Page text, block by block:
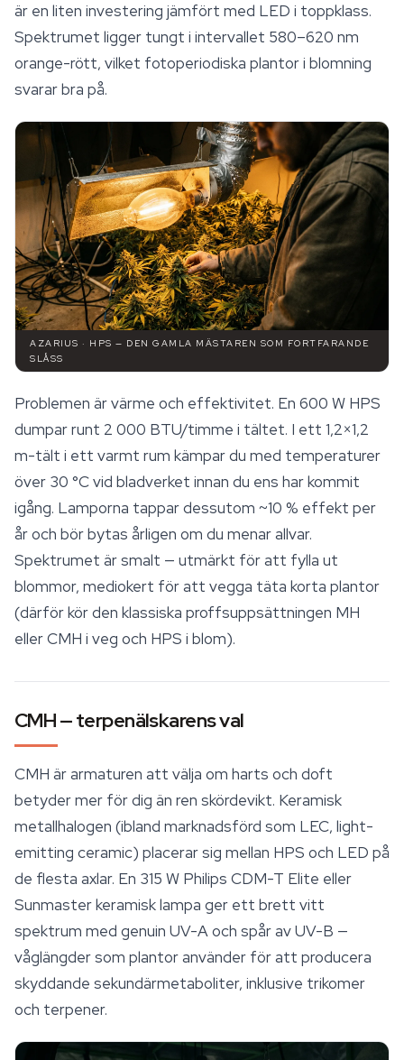
är en liten investering jämfört med LED i toppklass.
Spektrumet ligger tungt i intervallet 580–620 nm
orange-rött, vilket fotoperiodiska plantor i blomning
svarar bra på.
AZARIUS · HPS — DEN GAMLA MÄSTAREN SOM FORTFARANDE
SLÅSS
Problemen är värme och effektivitet. En 600 W HPS
dumpar runt 2 000 BTU/timme i tältet. I ett 1,2×1,2
m-tält i ett varmt rum kämpar du med temperaturer
över 30 °C vid bladverket innan du ens har kommit
igång. Lamporna tappar dessutom ~10 % effekt per
år och bör bytas årligen om du menar allvar.
Spektrumet är smalt — utmärkt för att fylla ut
blommor, mediokert för att vegga täta korta plantor
(därför kör den klassiska proffsuppsättningen MH
eller CMH i veg och HPS i blom).
CMH — terpenälskarens val
CMH är armaturen att välja om harts och doft
betyder mer för dig än ren skördevikt. Keramisk
metallhalogen (ibland marknadsförd som LEC, light-
emitting ceramic) placerar sig mellan HPS och LED på
de flesta axlar. En 315 W Philips CDM-T Elite eller
Sunmaster keramisk lampa ger ett brett vitt
spektrum med genuin UV-A och spår av UV-B —
våglängder som plantor använder för att producera
skyddande sekundärmetaboliter, inklusive trikomer
och terpener.